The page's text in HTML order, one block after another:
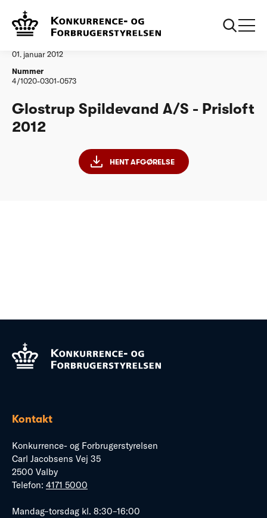
Vandtilsyn
01. januar 2012
Nummer
4/1020-0301-0573
Glostrup Spildevand A/S - Prisloft
2012
HENT AFGØRELSE
Kontakt
Konkurrence- og Forbrugerstyrelsen
Carl Jacobsens Vej 35
2500 Valby
Telefon: 4171 5000
Mandag–torsdag kl. 8:30–16:00